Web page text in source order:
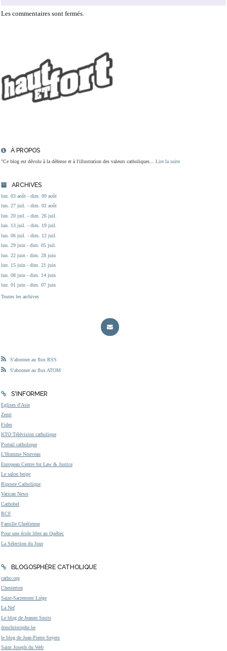
À PROPOS
"Ce blog est dévolu à la défense et à l'illustration des valeurs catholiques... Lire la suite
ARCHIVES
lun. 03 août - dim. 09 août
lun. 27 juil. - dim. 02 août
lun. 20 juil. - dim. 26 juil.
lun. 13 juil. - dim. 19 juil.
lun. 06 juil. - dim. 12 juil.
lun. 29 juin - dim. 05 juil.
lun. 22 juin - dim. 28 juin
lun. 15 juin - dim. 21 juin
lun. 08 juin - dim. 14 juin
lun. 01 juin - dim. 07 juin
Toutes les archives
S'abonner au flux RSS
S'abonner au flux ATOM
S'INFORMER
Eglises d'Asie
Zenit
Fides
KTO Télévision catholique
Portail catholique
L'Homme Nouveau
European Centre for Law & Justice
Le salon beige
Riposte Catholique
Vatican News
Cathobel
RCF
Famille Chrétienne
Pour une école libre au Québec
La Sélection du Jour
BLOGOSPHÈRE CATHOLIQUE
catho.org
Chesterton
Saint-Sacrement Liège
La Nef
Le blog de Jeanne Smits
donchristophe.be
le blog de Jean-Pierre Snyers
Saint Joseph du Web
Les commentaires sont fermés.